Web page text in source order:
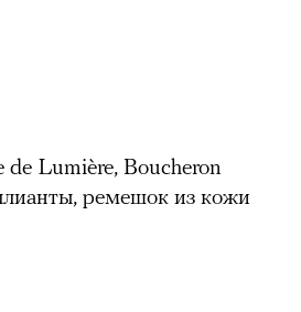
Lumière, Boucheron
ремешок из кожи